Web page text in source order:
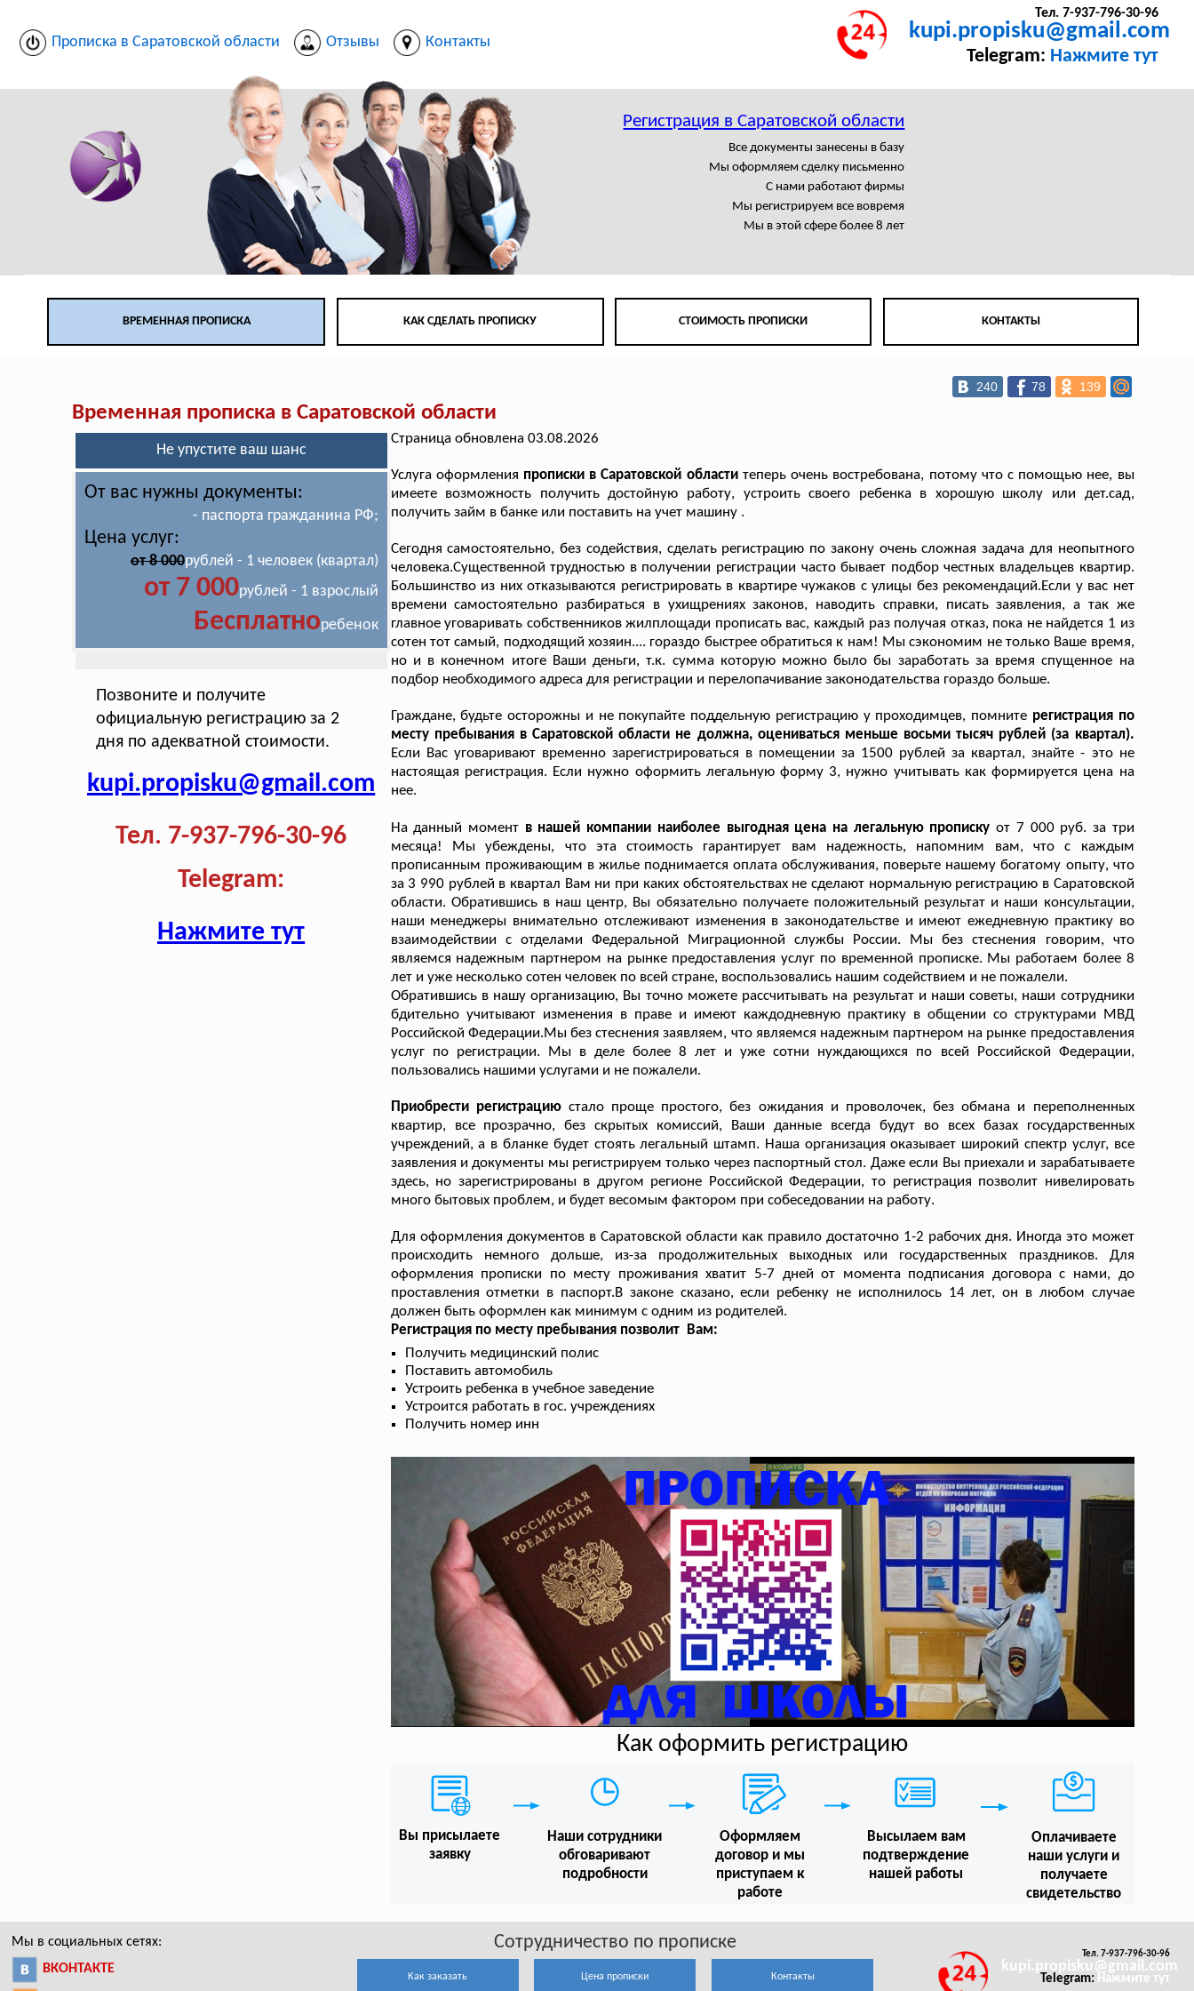
Прописка в Саратовской области Отзывы Контакты
Тел. 7-937-796-30-96
kupi.propisku@gmail.com
Telegram: Нажмите тут
Регистрация в Саратовской области
Все документы занесены в базу
Мы оформляем сделку письменно
С нами работают фирмы
Мы регистрируем все вовремя
Мы в этой сфере более 8 лет
ВРЕМЕННАЯ ПРОПИСКА КАК СДЕЛАТЬ ПРОПИСКУ СТОИМОСТЬ ПРОПИСКИ КОНТАКТЫ
240 78 139
Временная прописка в Саратовской области
Не упустите ваш шанс
От вас нужны документы:
- паспорта гражданина РФ;
Цена услуг:
от 8 000рублей - 1 человек (квартал)
от 7 000рублей - 1 взрослый
Бесплатноребенок
Позвоните и получите
официальную регистрацию за 2
дня по адекватной стоимости.
kupi.propisku@gmail.com
Тел. 7-937-796-30-96
Telegram:
Нажмите тут
Страница обновлена 03.08.2026
Услуга оформления прописки в Саратовской области теперь очень востребована, потому что с помощью нее, вы
имеете возможность получить достойную работу, устроить своего ребенка в хорошую школу или дет.сад,
получить займ в банке или поставить на учет машину .
Сегодня самостоятельно, без содействия, сделать регистрацию по закону очень сложная задача для неопытного
человека.Существенной трудностью в получении регистрации часто бывает подбор честных владельцев квартир.
Большинство из них отказываются регистрировать в квартире чужаков с улицы без рекомендаций.Если у вас нет
времени самостоятельно разбираться в ухищрениях законов, наводить справки, писать заявления, а так же
главное уговаривать собственников жилплощади прописать вас, каждый раз получая отказ, пока не найдется 1 из
сотен тот самый, подходящий хозяин.... гораздо быстрее обратиться к нам! Мы сэкономим не только Ваше время,
но и в конечном итоге Ваши деньги, т.к. сумма которую можно было бы заработать за время спущенное на
подбор необходимого адреса для регистрации и перелопачивание законодательства гораздо больше.
Граждане, будьте осторожны и не покупайте поддельную регистрацию у проходимцев, помните регистрация по
месту пребывания в Саратовской области не должна, оцениваться меньше восьми тысяч рублей (за квартал).
Если Вас уговаривают временно зарегистрироваться в помещении за 1500 рублей за квартал, знайте - это не
настоящая регистрация. Если нужно оформить легальную форму 3, нужно учитывать как формируется цена на
нее.
На данный момент в нашей компании наиболее выгодная цена на легальную пропискуот 7 000 руб. за три
месяца! Мы убеждены, что эта стоимость гарантирует вам надежность, напомним вам, что с каждым
прописанным проживающим в жилье поднимается оплата обслуживания, поверьте нашему богатому опыту, что
за 3 990 рублей в квартал Вам ни при каких обстоятельствах не сделают нормальную регистрацию в Саратовской
области. Обратившись в наш центр, Вы обязательно получаете положительный результат и наши консультации,
наши менеджеры внимательно отслеживают изменения в законодательстве и имеют ежедневную практику во
взаимодействии с отделами Федеральной Миграционной службы России. Мы без стеснения говорим, что
являемся надежным партнером на рынке предоставления услуг по временной прописке. Мы работаем более 8
лет и уже несколько сотен человек по всей стране, воспользовались нашим содействием и не пожалели.
Обратившись в нашу организацию, Вы точно можете рассчитывать на результат и наши советы, наши сотрудники
бдительно учитывают изменения в праве и имеют каждодневную практику в общении со структурами МВД
Российской Федерации.Мы без стеснения заявляем, что являемся надежным партнером на рынке предоставления
услуг по регистрации. Мы в деле более 8 лет и уже сотни нуждающихся по всей Российской Федерации,
пользовались нашими услугами и не пожалели.
Приобрести регистрациюстало проще простого, без ожидания и проволочек, без обмана и переполненных
квартир, все прозрачно, без скрытых комиссий, Ваши данные всегда будут во всех базах государственных
учреждений, а в бланке будет стоять легальный штамп. Наша организация оказывает широкий спектр услуг, все
заявления и документы мы регистрируем только через паспортный стол. Даже если Вы приехали и зарабатываете
здесь, но зарегистрированы в другом регионе Российской Федерации, то регистрация позволит нивелировать
много бытовых проблем, и будет весомым фактором при собеседовании на работу.
Для оформления документов в Саратовской области как правило достаточно 1-2 рабочих дня. Иногда это может
происходить немного дольше, из-за продолжительных выходных или государственных праздников. Для
оформления прописки по месту проживания хватит 5-7 дней от момента подписания договора с нами, до
проставления отметки в паспорт.В законе сказано, если ребенку не исполнилось 14 лет, он в любом случае
должен быть оформлен как минимум с одним из родителей.
Регистрация по месту пребывания позволит Вам:
Получить медицинский полис
Поставить автомобиль
Устроить ребенка в учебное заведение
Устроится работать в гос. учреждениях
Получить номер инн
Как оформить регистрацию
Вы присылаете
заявку
Наши сотрудники
обговаривают
подробности
Оформляем
договор и мы
приступаем к
работе
Высылаем вам
подтверждение
нашей работы
Оплачиваете
наши услуги и
получаете
свидетельство
Мы в социальных сетях:
ВКОНТАКТЕ
Сотрудничество по прописке
Как заказать Цена прописки Контакты
Тел. 7-937-796-30-96
kupi.propisku@gmail.com
Telegram: Нажмите тут